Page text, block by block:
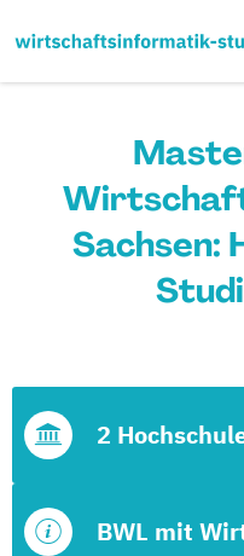
Sachsen:
BWL mit
2